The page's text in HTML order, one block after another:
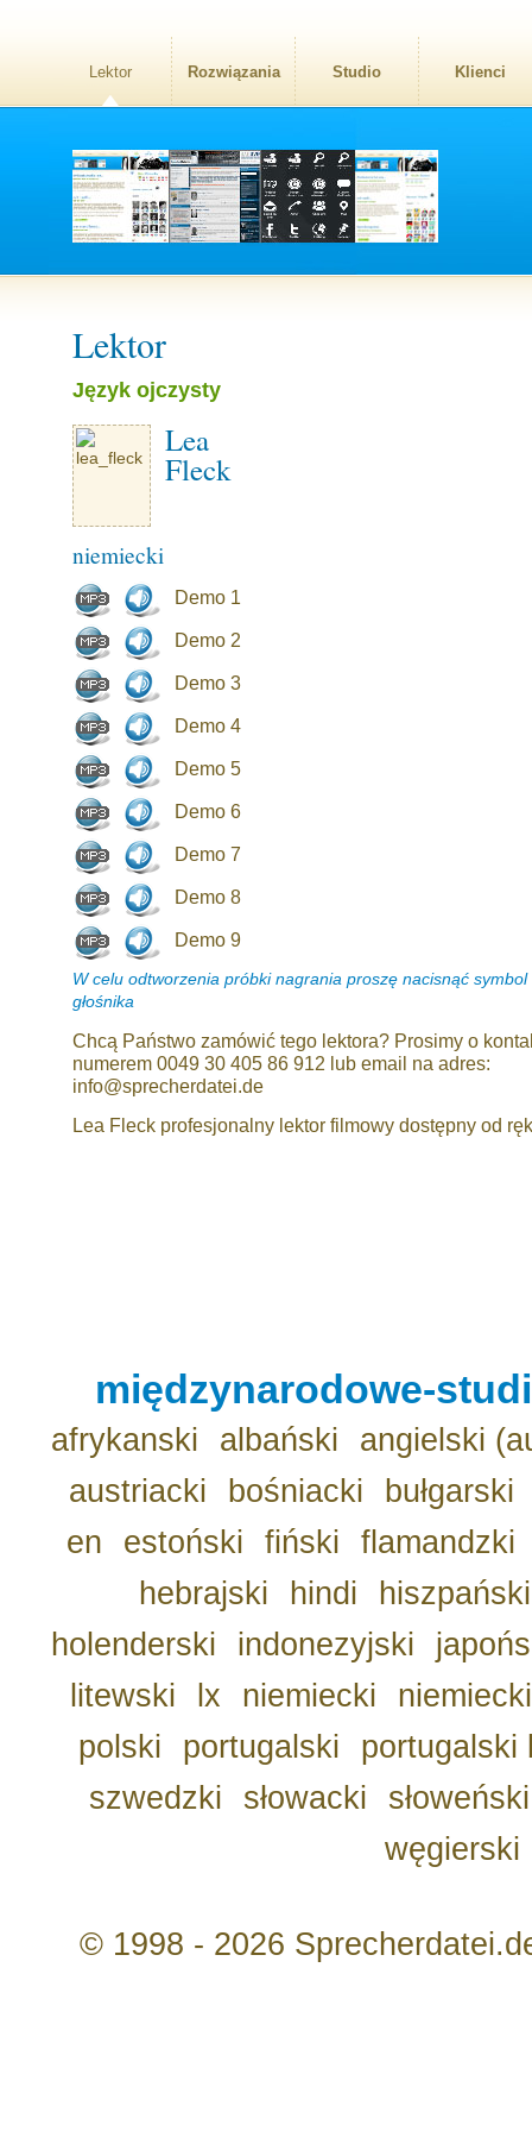
Lektor Rozwiązania Studio Klienci
Lektor
Język ojczysty
Lea
Fleck
niemiecki
Demo 1
Demo 2
Demo 3
Demo 4
Demo 5
Demo 6
Demo 7
Demo 8
Demo 9
W celu odtworzenia próbki nagrania proszę nacisnąć symbol
głośnika
Chcą Państwo zamówić tego lektora? Prosimy o
numerem 0049 30 405 86 912 lub email na adres:
info@sprecherdatei.de
Lea Fleck profesjonalny lektor filmowy dostępny od
międzynarodowe-
afrykanski albański
angielski
austriacki
bośniacki
bułgarski
en
estoński fiński
flamandzki
hebrajski
hindi
hiszpański
holenderski
indonezyjski
litewski
lx niemiecki
polski
portugalski
portugalski
szwedzki
słowacki
słoweński
węgierski
© 1998 - 2026